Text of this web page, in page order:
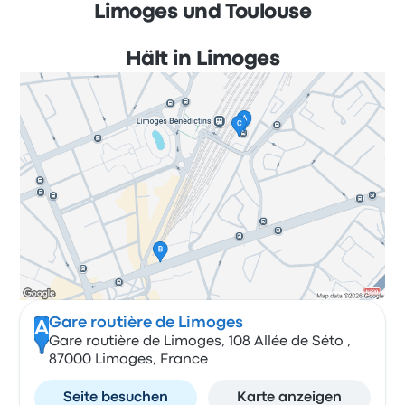
Limoges und Toulouse
Hält in Limoges
AGare routière de Limoges
Gare routière de Limoges, 108 Allée de Séto ,
87000 Limoges, France
Seite besuchen Karte anzeigen